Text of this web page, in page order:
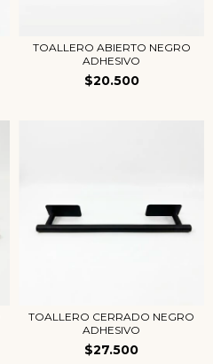
TOALLERO ABIERTO NEGRO
ADHESIVO
$20.500
TOALLERO CERRADO NEGRO
ADHESIVO
$27.500